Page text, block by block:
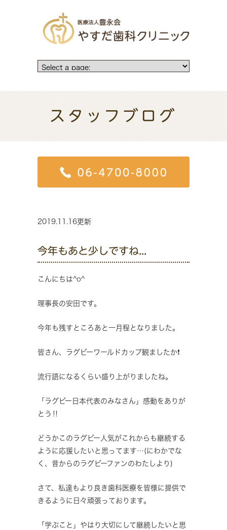
スタッフブログ
2019.11.16更新
今年もあと少しですね...
こんにちは^o^
理事長の安田です。
今年も残すところあと一月程となりました。
皆さん、ラグビーワールドカップ観ましたか❗️
流行語になるくらい盛り上がりましたね。
「ラグビー日本代表のみなさん」感動をありが
とう‼️
どうかこのラグビー人気がこれからも継続する
ように応援したいと思ってます…(にわかでな
く、昔からのラグビーファンのわたしより)
さて、私達もより良き歯科医療を皆様に提供で
きるように日々頑張っております。
「学ぶこと」やはり大切にして継続したいと思